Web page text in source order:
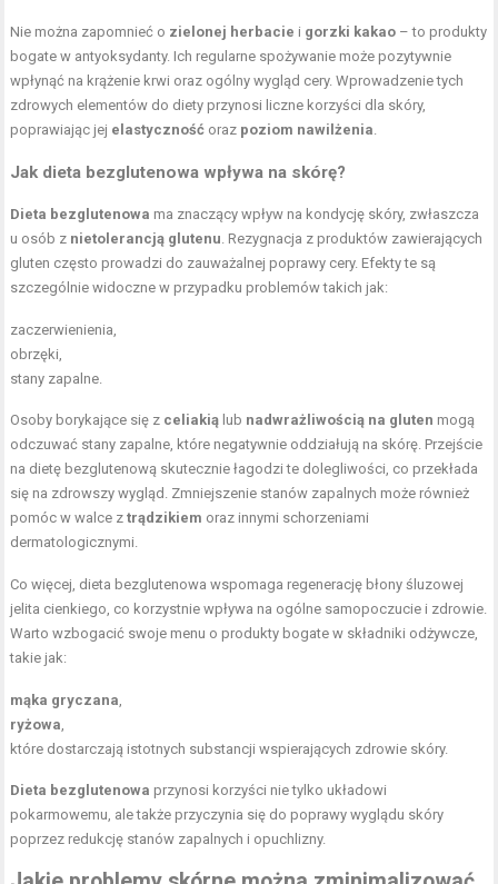
Nie można zapomnieć o zielonej herbacie i gorzki kakao – to produkty
bogate w antyoksydanty. Ich regularne spożywanie może pozytywnie
wpłynąć na krążenie krwi oraz ogólny wygląd cery. Wprowadzenie tych
zdrowych elementów do diety przynosi liczne korzyści dla skóry,
poprawiając jej elastyczność oraz poziom nawilżenia.
Jak dieta bezglutenowa wpływa na skórę?
Dieta bezglutenowa ma znaczący wpływ na kondycję skóry, zwłaszcza
u osób z nietolerancją glutenu. Rezygnacja z produktów zawierających
gluten często prowadzi do zauważalnej poprawy cery. Efekty te są
szczególnie widoczne w przypadku problemów takich jak:
zaczerwienienia,
obrzęki,
stany zapalne.
Osoby borykające się z celiakią lub nadwrażliwością na gluten mogą
odczuwać stany zapalne, które negatywnie oddziałują na skórę. Przejście
na dietę bezglutenową skutecznie łagodzi te dolegliwości, co przekłada
się na zdrowszy wygląd. Zmniejszenie stanów zapalnych może również
pomóc w walce ztrądzikiem oraz innymi schorzeniami
dermatologicznymi.
Co więcej, dieta bezglutenowa wspomaga regenerację błony śluzowej
jelita cienkiego, co korzystnie wpływa na ogólne samopoczucie i zdrowie.
Warto wzbogacić swoje menu o produkty bogate w składniki odżywcze,
takie jak:
mąka gryczana,
ryżowa,
które dostarczają istotnych substancji wspierających zdrowie skóry.
Dieta bezglutenowa przynosi korzyści nie tylko układowi
pokarmowemu, ale także przyczynia się do poprawy wyglądu skóry
poprzez redukcję stanów zapalnych i opuchlizny.